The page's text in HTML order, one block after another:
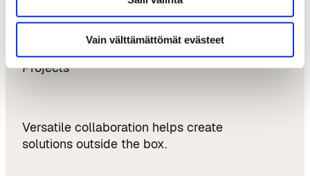
Vain välttämättömät evästeet
News
Projects
Versatile collaboration helps create
solutions outside the box.